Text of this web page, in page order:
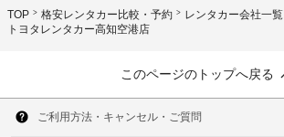
TOP 格安レンタカー比較・予約 レンタカー会社一覧
トヨタレンタカー高知空港店
このページのトップへ戻る